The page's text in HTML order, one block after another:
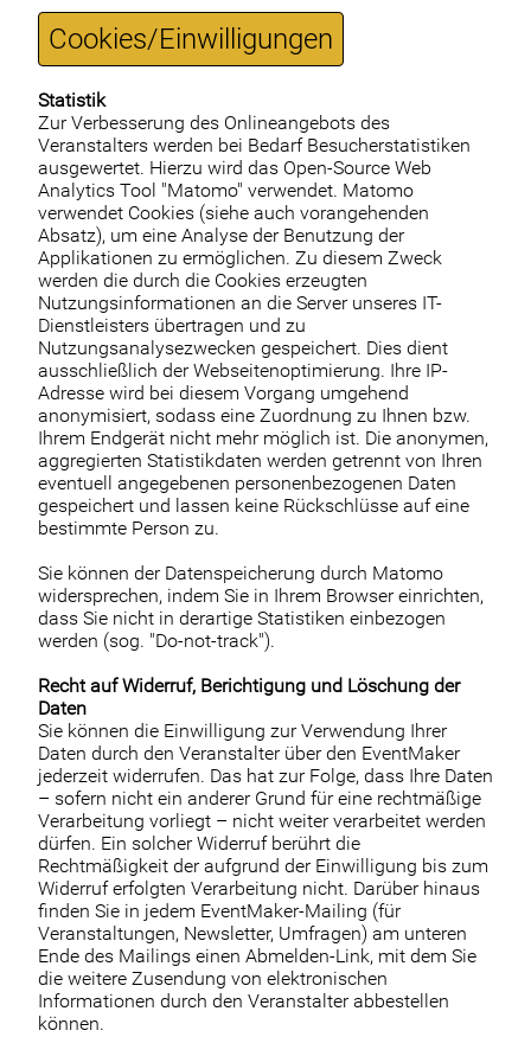
Cookies/Einwilligungen
Statistik
Zur Verbesserung des Onlineangebots des
Veranstalters werden bei Bedarf Besucherstatistiken
ausgewertet. Hierzu wird das Open-Source Web
Analytics Tool "Matomo" verwendet. Matomo
verwendet Cookies (siehe auch vorangehenden
Absatz), um eine Analyse der Benutzung der
Applikationen zu ermöglichen. Zu diesem Zweck
werden die durch die Cookies erzeugten
Nutzungsinformationen an die Server unseres IT-
Dienstleisters übertragen und zu
Nutzungsanalysezwecken gespeichert. Dies dient
ausschließlich der Webseitenoptimierung. Ihre IP-
Adresse wird bei diesem Vorgang umgehend
anonymisiert, sodass eine Zuordnung zu Ihnen bzw.
Ihrem Endgerät nicht mehr möglich ist. Die anonymen,
aggregierten Statistikdaten werden getrennt von Ihren
eventuell angegebenen personenbezogenen Daten
gespeichert und lassen keine Rückschlüsse auf eine
bestimmte Person zu.
Sie können der Datenspeicherung durch Matomo
widersprechen, indem Sie in Ihrem Browser einrichten,
dass Sie nicht in derartige Statistiken einbezogen
werden (sog. "Do-not-track").
Recht auf Widerruf, Berichtigung und Löschung der
Daten
Sie können die Einwilligung zur Verwendung Ihrer
Daten durch den Veranstalter über den EventMaker
jederzeit widerrufen. Das hat zur Folge, dass Ihre Daten
– sofern nicht ein anderer Grund für eine rechtmäßige
Verarbeitung vorliegt – nicht weiter verarbeitet werden
dürfen. Ein solcher Widerruf berührt die
Rechtmäßigkeit der aufgrund der Einwilligung bis zum
Widerruf erfolgten Verarbeitung nicht. Darüber hinaus
finden Sie in jedem EventMaker-Mailing (für
Veranstaltungen, Newsletter, Umfragen) am unteren
Ende des Mailings einen Abmelden-Link, mit dem Sie
die weitere Zusendung von elektronischen
Informationen durch den Veranstalter abbestellen
können.